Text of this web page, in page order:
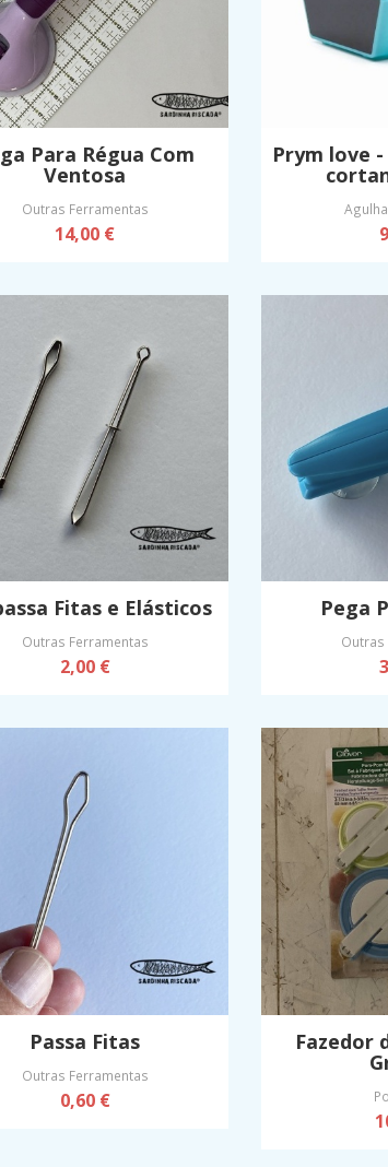
Para Régua Com
Ventosa
Outras Ferramentas
14,00 €
Prym love
Fitas e Elásticos
Outras Ferramentas
2,00 €
Pega
Outras
Passa Fitas
Outras Ferramentas
0,60 €
Fazedor